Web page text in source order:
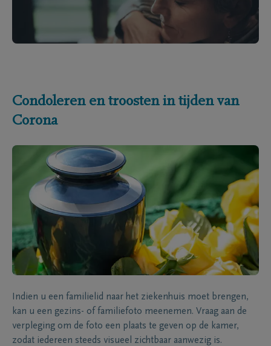
Condoleren en troosten in tijden van
Corona
Indien u een familielid naar het ziekenhuis moet brengen,
kan u een gezins- of familiefoto meenemen. Vraag aan de
verpleging om de foto een plaats te geven op de kamer,
zodat iedereen steeds visueel zichtbaar aanwezig is.